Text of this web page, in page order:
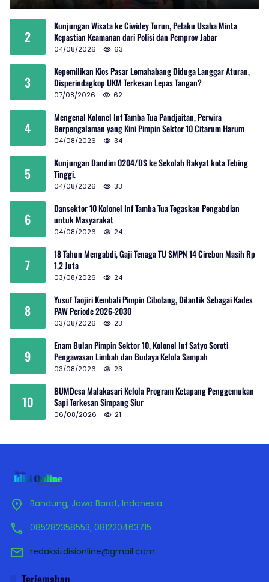
2
Kunjungan Wisata ke Ciwidey Turun, Pelaku Usaha Minta
Kepastian Keamanan dari Polisi dan Pemprov Jabar
04/08/2026 63
3
Kepemilikan Kios Pasar Lemahabang Diduga Langgar Aturan,
Disperindagkop UKM Terkesan Lepas Tangan?
07/08/2026 62
4
Mengenal Kolonel Inf Tamba Tua Pandjaitan, Perwira
Berpengalaman yang Kini Pimpin Sektor 10 Citarum Harum
04/08/2026 34
5
Kunjungan Dandim 0204/DS ke Sekolah Rakyat kota Tebing
Tinggi.
04/08/2026 33
6
Dansektor 10 Kolonel Inf Tamba Tua Tegaskan Pengabdian
untuk Masyarakat
04/08/2026 24
7
18 Tahun Mengabdi, Gaji Tenaga TU SMPN 14 Cirebon Masih Rp
1,2 Juta
03/08/2026 24
8
Yusuf Taojiri Kembali Pimpin Cibolang, Dilantik Sebagai Kades
PAW Periode 2026-2030
03/08/2026 23
9
Enam Bulan Pimpin Sektor 10, Kolonel Inf Satyo Soroti
Pengawasan Limbah dan Budaya Kelola Sampah
03/08/2026 23
10
BUMDesa Malakasari Kelola Program Ketapang Penggemukan
Sapi Terkesan Simpang Siur
06/08/2026 21
Bandung, Jawa Barat, Indonesia
085282358553; 081220463715
redaksi.idisionline@gmail.com